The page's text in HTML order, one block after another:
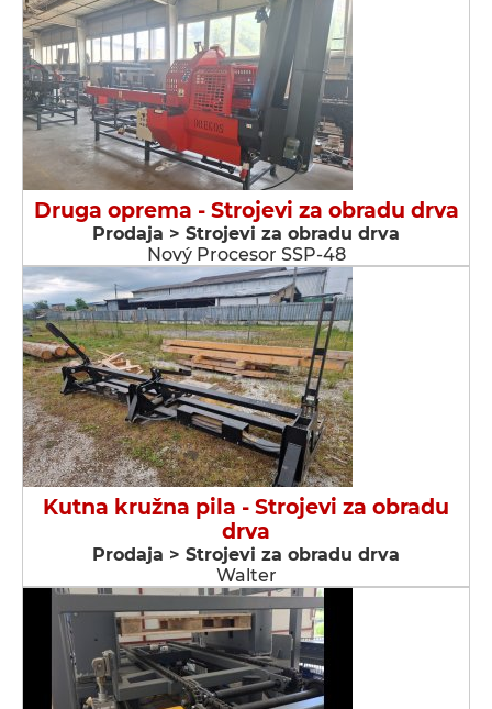
Druga oprema - Strojevi za obradu drva
Prodaja > Strojevi za obradu drva
Nový Procesor SSP-48
Kutna kružna pila - Strojevi za obradu
drva
Prodaja > Strojevi za obradu drva
Walter